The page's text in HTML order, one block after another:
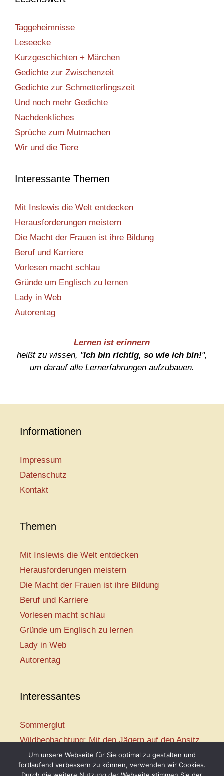
Taggeheimnisse
Leseecke
Kurzgeschichten + Märchen
Gedichte zur Zwischenzeit
Gedichte zur Schmetterlingszeit
Und noch mehr Gedichte
Nachdenkliches
Sprüche zum Mutmachen
Wir und die Tiere
Interessante Themen
Mit Inslewis die Welt entdecken
Herausforderungen meistern
Die Macht der Frauen ist ihre Bildung
Beruf und Karriere
Vorlesen macht schlau
Gründe um Englisch zu lernen
Lady in Web
Autorentag
Lernen ist erinnern
heißt zu wissen, "Ich bin richtig, so wie ich bin!",
um darauf alle Lernerfahrungen aufzubauen.
Informationen
Impressum
Datenschutz
Kontakt
Themen
Mit Inslewis die Welt entdecken
Herausforderungen meistern
Die Macht der Frauen ist ihre Bildung
Beruf und Karriere
Vorlesen macht schlau
Gründe um Englisch zu lernen
Lady in Web
Autorentag
Interessantes
Sommerglut
Wildbeobachtung: Mit den Jägern auf den Ansitz
Mir ist so heiß
Mission: Rettungsschwimmer
Um unsere Webseite für Sie optimal zu gestalten und
fortlaufend verbessern zu können, verwenden wir Cookies.